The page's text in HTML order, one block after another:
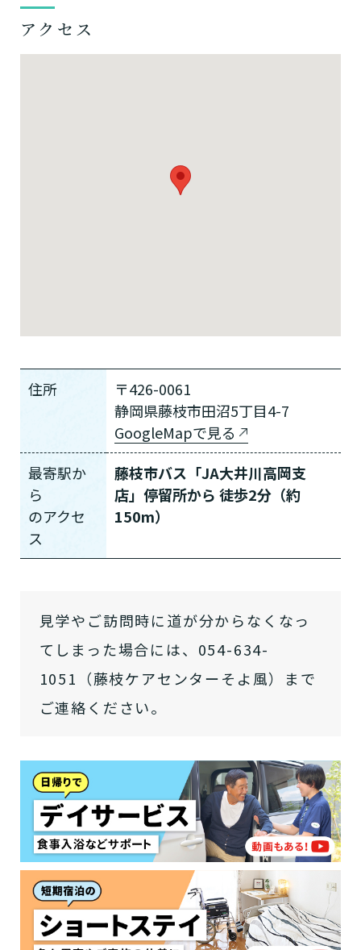
アクセス
住所
〒426-0061
静岡県藤枝市田沼5丁目4-7
GoogleMapで見る
最寄駅か
ら
のアクセ
ス
藤枝市バス「JA大井川高岡支
店」停留所から 徒歩2分（約
150m）
見学やご訪問時に道が分からなくなっ
てしまった場合には、054-634-
1051（藤枝ケアセンターそよ風）まで
ご連絡ください。
用途やご利用目的が違います。
「どのサービスを使ったらいいのかわからな
しょう!最大4つの質問に答えていただくだけ
で、おすすめの介護保険サービスを紹介しま
す。
診断スタート
けていますか？
いいえ or
非該当(自立)
と判定された
老人ホームなどの施設に移り住みた
いですか？
自宅で生活しながら
使いたい
施設へ移り住みたい
介護などサポートが必要ですか？
必要
必要ない
介護スタッフにご自宅に来てもらい
介護施設へ通いたいですか？
通いたい
来てもらいたい
または物忘れなど認知症の疑いはあ
はい
いいえ
日帰りで使いたい
一時的に宿泊したい
要介護３～５ですか？
要支援１～２
要介護１～２
要介護３～５